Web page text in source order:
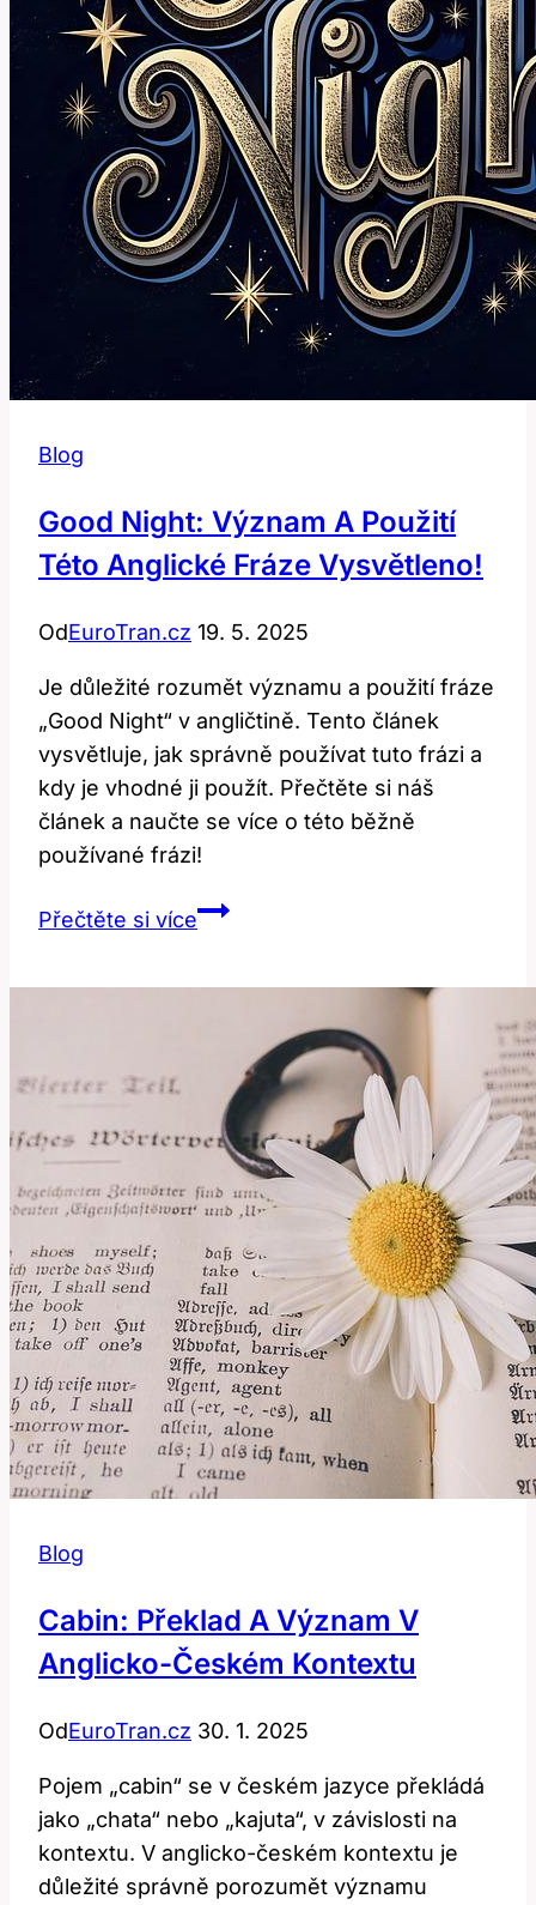
Blog
Good Night: Význam A Použití
Této Anglické Fráze Vysvětleno!
OdEuroTran.cz 19. 5. 2025
Je důležité rozumět významu a použití fráze
„Good Night“ v angličtině. Tento článek
vysvětluje, jak správně používat tuto frázi a
kdy je vhodné ji použít. Přečtěte si náš
článek a naučte se více o této běžně
používané frázi!
Přečtěte si víceGood
anglické
fráze
vysvětleno!
Blog
Cabin: Překlad A Význam V
Anglicko-Českém Kontextu
OdEuroTran.cz 30. 1. 2025
Pojem „cabin“ se v českém jazyce překládá
jako „chata“ nebo „kajuta“, v závislosti na
kontextu. V anglicko-českém kontextu je
důležité správně porozumět významu